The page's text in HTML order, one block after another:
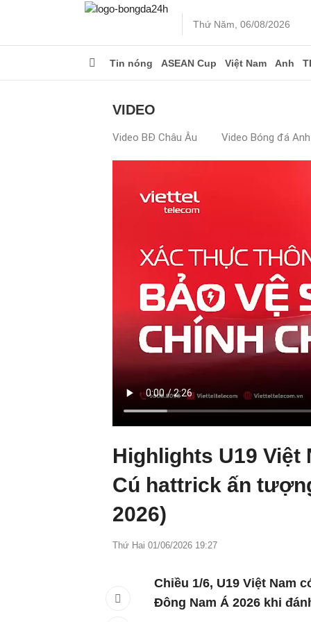
Thứ Năm, 06/08/2026
Tin nóng ASEAN Cup Việt Nam Anh
VIDEO
Video BĐ Châu Âu Video Bóng đá Anh
Highlights U19 Việt
Cú hattrick ấn
2026)
Thứ Hai 01/06/2026 19:27
Chiều 1/6, U19 Việt Nam
Đông Nam Á 2026 khi